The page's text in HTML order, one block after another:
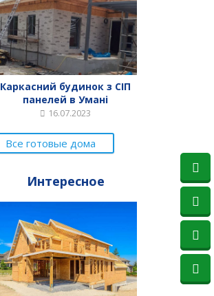
Каркасний будинок з СІП
панелей в Умані
16.07.2023
Все готовые дома
Интересное